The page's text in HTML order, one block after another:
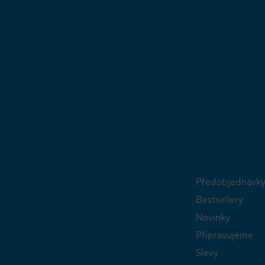
Předobjednávky
Bestsellery
Novinky
Připravujeme
Slevy